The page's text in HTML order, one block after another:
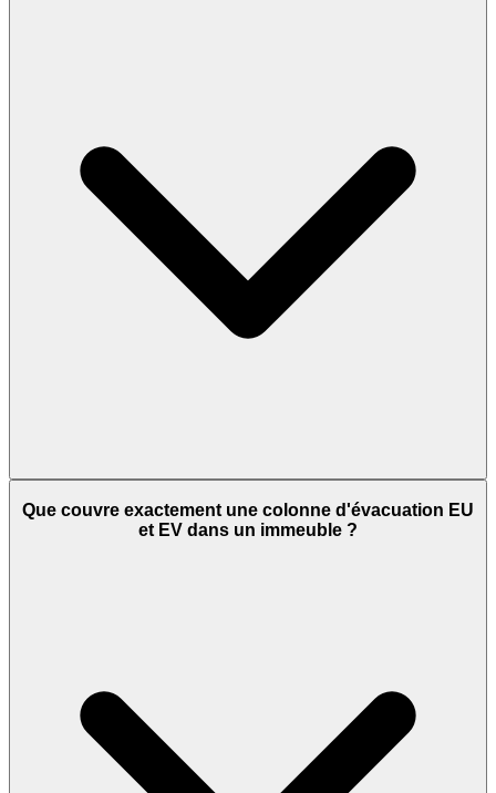
Que couvre exactement une colonne d'évacuation EU
et EV dans un immeuble ?